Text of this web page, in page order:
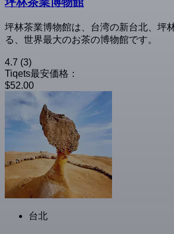
坪林茶業博物館は、台湾の新台北、坪
る、世界最大のお茶の博物館です。
4.7 (3)
Tiqets最安価格：
$52.00
台北